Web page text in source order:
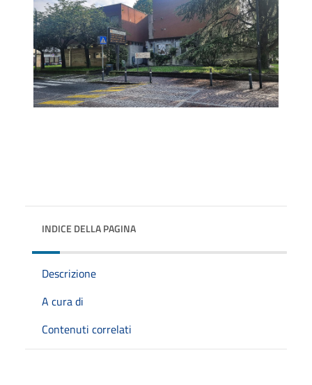
INDICE DELLA PAGINA
Descrizione
A cura di
Contenuti correlati